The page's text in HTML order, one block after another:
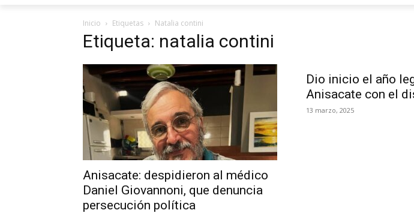
Inicio Etiquetas Natalia contini
Etiqueta: natalia contini
Anisacate: despidieron al médico
Daniel Giovannoni, que denuncia
persecución política
Dio inicio el año
Anisacate con el
13 marzo, 2025